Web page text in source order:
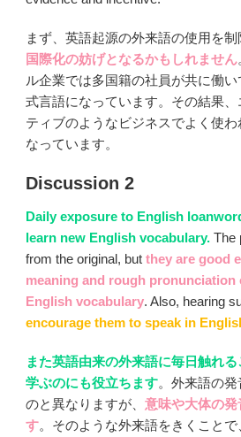
まず、英語起源の外来語の使用を制
国際化の妨げとなるかもしれません
ル企業では多国籍の社員が共に働
式言語になっています。その結果
ティブのようなビジネスでよく使
なっています。
Discussion 2
Daily exposure to English
learn new English vocabulary. The
from the original, but they are good
meaning and rough pronunciation
English vocabulary. Also, hearing
encourage them to speak in
また英語由来の外来語に毎日触れ
学ぶのにも役立ちます。外来語の
のと異なりますが、 意味や大体の
す。そのような外来語をきくことで